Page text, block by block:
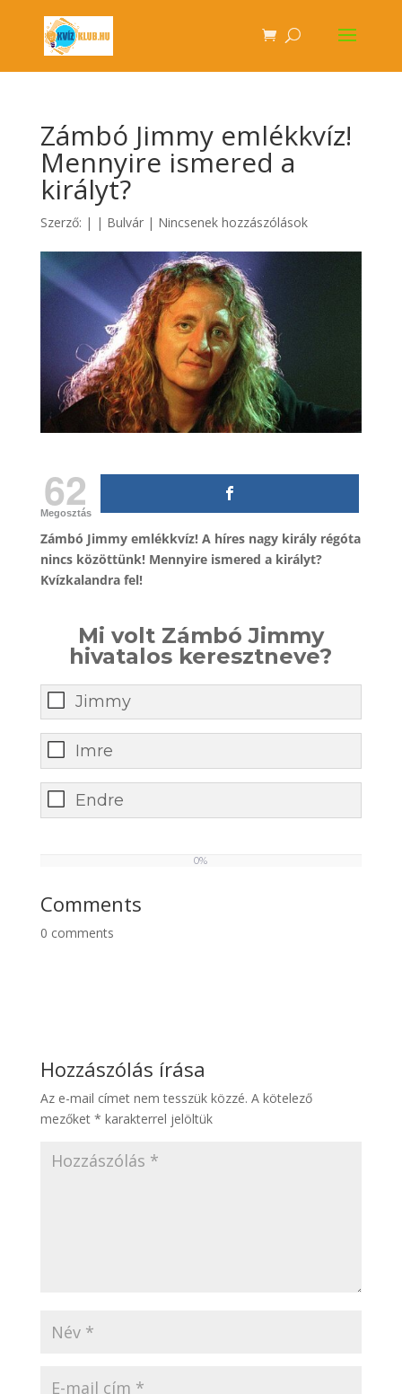
Zámbó Jimmy emlékkvíz!
Mennyire ismered a
királyt?
Szerző: | | Bulvár| Nincsenek hozzászólások
62
Megosztás
Zámbó Jimmy emlékkvíz! A híres nagy király régóta
nincs közöttünk! Mennyire ismered a királyt?
Kvízkalandra fel!
Mi volt Zámbó Jimmy
hivatalos keresztneve?
Jimmy
Imre
Endre
0%
Comments
0 comments
Hozzászólás írása
Az e-mail címet nem tesszük közzé. A kötelező
mezőket * karakterrel jelöltük